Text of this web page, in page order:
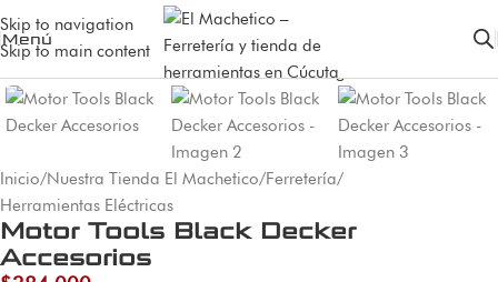
Skip to navigation
Skip to main content
Menú
Inicio/Nuestra Tienda El Machetico/Ferretería/
Herramientas Eléctricas
Motor Tools Black Decker
Accesorios